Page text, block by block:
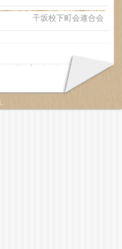
千坂校下町会連合会